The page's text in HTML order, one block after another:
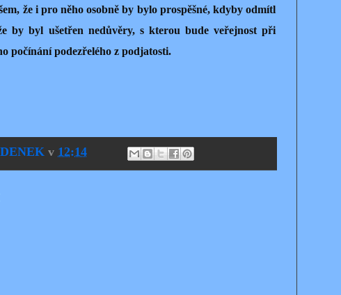
že i pro něho osobně by bylo prospěšné, kdyby odmítl
by byl ušetřen nedůvěry, s kterou bude veřejnost při
počínání podezřelého z podjatosti.
v 12:14